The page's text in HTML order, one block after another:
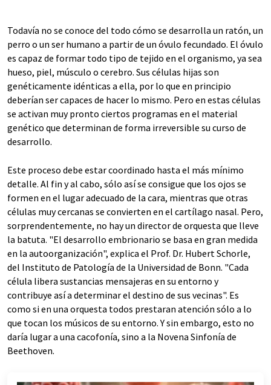
Todavía no se conoce del todo cómo se desarrolla un ratón, un
perro o un ser humano a partir de un óvulo fecundado. El óvulo
es capaz de formar todo tipo de tejido en el organismo, ya sea
hueso, piel, músculo o cerebro. Sus células hijas son
genéticamente idénticas a ella, por lo que en principio
deberían ser capaces de hacer lo mismo. Pero en estas células
se activan muy pronto ciertos programas en el material
genético que determinan de forma irreversible su curso de
desarrollo.
Este proceso debe estar coordinado hasta el más mínimo
detalle. Al fin y al cabo, sólo así se consigue que los ojos se
formen en el lugar adecuado de la cara, mientras que otras
células muy cercanas se convierten en el cartílago nasal. Pero,
sorprendentemente, no hay un director de orquesta que lleve
la batuta. "El desarrollo embrionario se basa en gran medida
en la autoorganización", explica el Prof. Dr. Hubert Schorle,
del Instituto de Patología de la Universidad de Bonn. "Cada
célula libera sustancias mensajeras en su entorno y
contribuye así a determinar el destino de sus vecinas". Es
como si en una orquesta todos prestaran atención sólo a lo
que tocan los músicos de su entorno. Y sin embargo, esto no
daría lugar a una cacofonía, sino a la Novena Sinfonía de
Beethoven.